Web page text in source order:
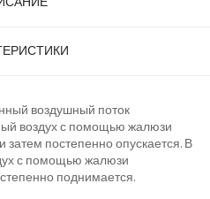
воздушный поток
воздух с помощью жалюзи
затем постепенно опускается. В
с помощью жалюзи
поднимается.